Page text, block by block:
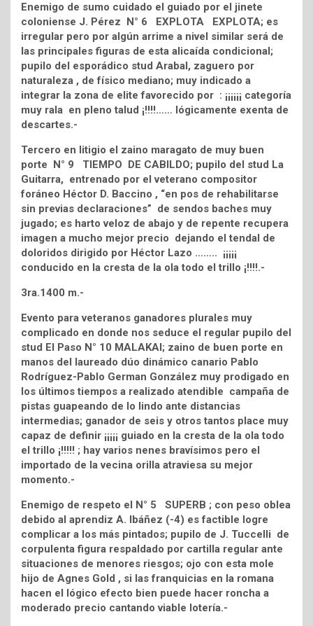
Enemigo de sumo cuidado el guiado por el jinete
coloniense J. Pérez N° 6 EXPLOTA EXPLOTA; es
irregular pero por algún arrime a nivel similar será de
las principales figuras de esta alicaída condicional;
pupilo del esporádico stud Arabal, zaguero por
naturaleza , de físico mediano; muy indicado a
integrar la zona de elite favorecido por : ¡¡¡¡¡¡ categoría
muy rala en pleno talud ¡!!!!…… lógicamente exenta de
descartes.-
Tercero en litigio el zaino maragato de muy buen
porte N° 9 TIEMPO DE CABILDO; pupilo del stud La
Guitarra, entrenado por el veterano compositor
foráneo Héctor D. Baccino , “en pos de rehabilitarse
sin previas declaraciones” de sendos baches muy
jugado; es harto veloz de abajo y de repente recupera
imagen a mucho mejor precio dejando el tendal de
doloridos dirigido por Héctor Lazo …….. ¡¡¡¡¡
conducido en la cresta de la ola todo el trillo ¡!!!!.-
3ra.1400 m.-
Evento para veteranos ganadores plurales muy
complicado en donde nos seduce el regular pupilo del
stud El Paso N° 10 MALAKAI; zaino de buen porte en
manos del laureado dúo dinámico canario Pablo
Rodríguez-Pablo German González muy prodigado en
los últimos tiempos a realizado atendible campaña de
pistas guapeando de lo lindo ante distancias
intermedias; ganador de seis y otros tantos place muy
capaz de definir ¡¡¡¡¡ guiado en la cresta de la ola todo
el trillo ¡!!!!! ; hay varios nenes bravísimos pero el
importado de la vecina orilla atraviesa su mejor
momento.-
Enemigo de respeto el N° 5 SUPERB ; con peso oblea
debido al aprendiz A. Ibáñez (-4) es factible logre
complicar a los más pintados; pupilo de J. Tuccelli de
corpulenta figura respaldado por cartilla regular ante
situaciones de menores riesgos; ojo con esta mole
hijo de Agnes Gold , si las franquicias en la romana
hacen el lógico efecto bien puede hacer roncha a
moderado precio cantando viable lotería.-